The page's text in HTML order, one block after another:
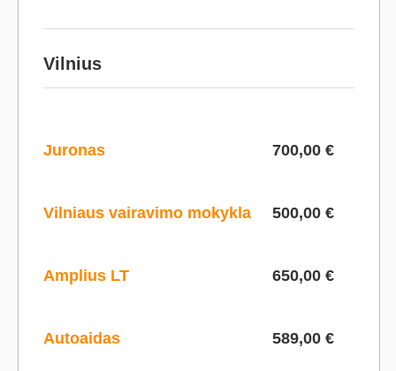
Vilnius
Juronas 700,00 €
Vilniaus vairavimo mokykla 500,00 €
Amplius LT 650,00 €
Autoaidas 589,00 €